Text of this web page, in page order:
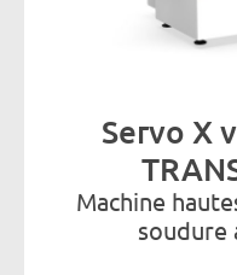
Servo X
Machine
soudure